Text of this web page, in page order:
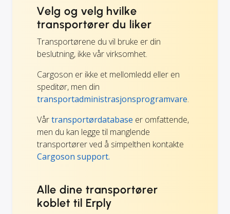
Velg og velg hvilke
transportører du liker
Transportørene du vil bruke er din
beslutning, ikke vår virksomhet.
Cargoson er ikke et mellomledd eller en
speditør, men din
transportadministrasjonsprogramvare.
Vårtransportørdatabase er omfattende,
men du kan legge til manglende
transportører ved å simpelthen kontakte
Cargoson support.
Alle dine transportører
koblet til Erply